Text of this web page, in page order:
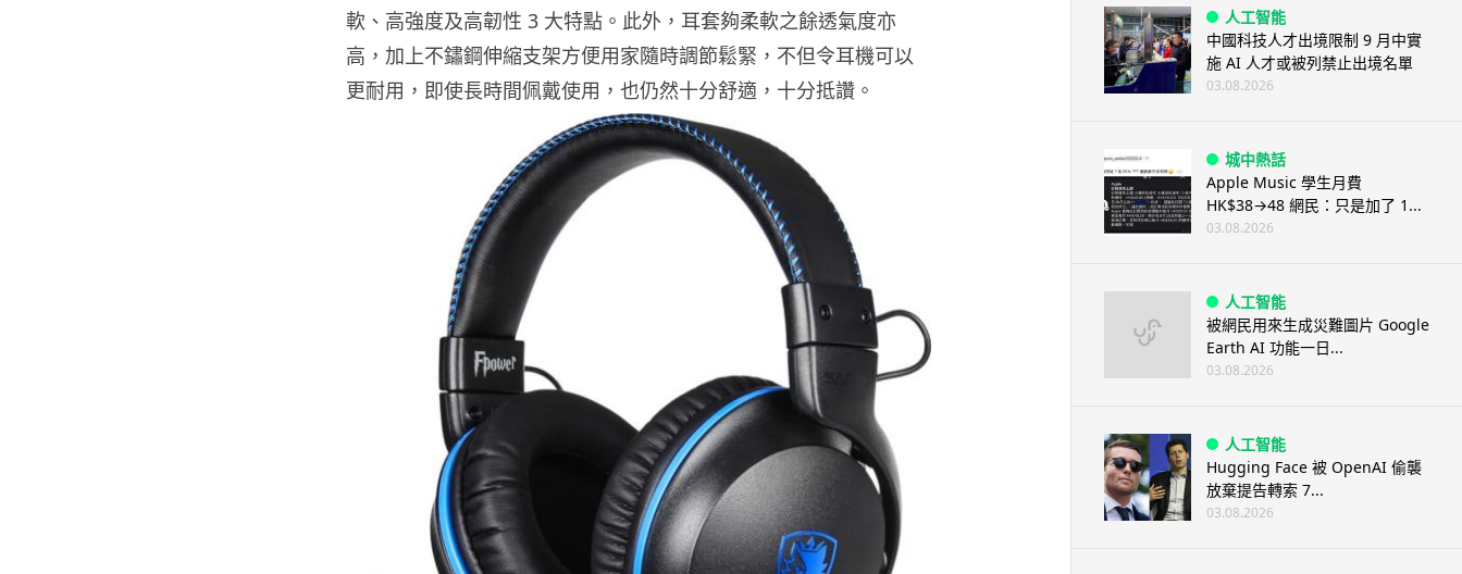
軟、高強度及高韌性 3 大特點。此外，耳套夠柔軟之餘透氣度亦
高，加上不鏽鋼伸縮支架方便用家隨時調節鬆緊，不但令耳機可以
更耐用，即使長時間佩戴使用，也仍然十分舒適，十分抵讚。
人工智能
中國科技人才出境限制 9 月中實
施 AI 人才或被列禁止出境名單
03.08.2026
城中熱話
Apple Music 學生月費
HK$38→48 網民：只是加了 1...
03.08.2026
人工智能
被網民用來生成災難圖片 Google
Earth AI 功能一日...
03.08.2026
人工智能
Hugging Face 被 OpenAI 偷襲
放棄提告轉索 7...
03.08.2026